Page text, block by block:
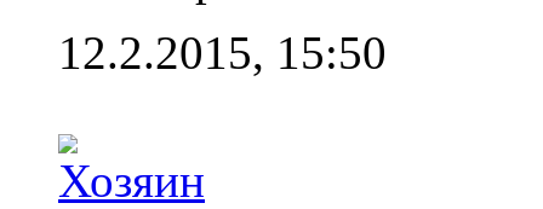
12.2.2015, 15:50